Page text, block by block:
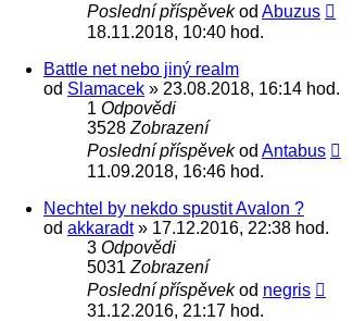
Poslední příspěvekod Abuzus
18.11.2018, 10:40 hod.
Battle net nebo jiný realm
od Slamacek » 23.08.2018, 16:14 hod.
1 Odpovědi
3528 Zobrazení
Poslední příspěvekod Antabus
11.09.2018, 16:46 hod.
Nechtel by nekdo spustit Avalon ?
od akkaradt» 17.12.2016, 22:38 hod.
3 Odpovědi
5031 Zobrazení
Poslední příspěvekod negris
31.12.2016, 21:17 hod.